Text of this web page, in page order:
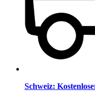
Schweiz: